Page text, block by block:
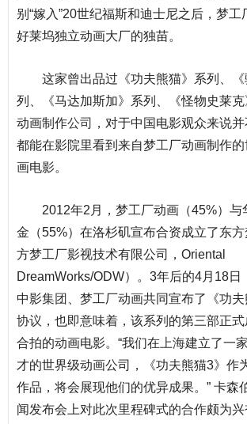
别“嫁入”20世纪福斯和迪士尼之后，梦工
好莱坞独立动画大厂的独苗。
这家曾出品过《功夫熊猫》系列、
列、《马达加斯加》系列、《怪物史莱
动画制作公司
，对于中国电影观众来说
都能在影院里看到来自梦工厂动画制作
画电影。
2012年2月，梦工厂动画（45%）与
金（55%）在洛杉矶宣布合资成立了东方
方梦工厂影视技术有限公司，Oriental
DreamWorks/ODW）。3年后的4月18日
中影集团
、梦工厂动画共同宣布了《功
协议 ，也即意味着，该系列的第三部正
合拍的动画电影。“我们在 上海建立了一
才的世界级动画公司，《功夫熊猫3》作
作品，将会展现他们的优异成果。” 卡森
闻发布会上对此次里程碑式的合作颇为兴